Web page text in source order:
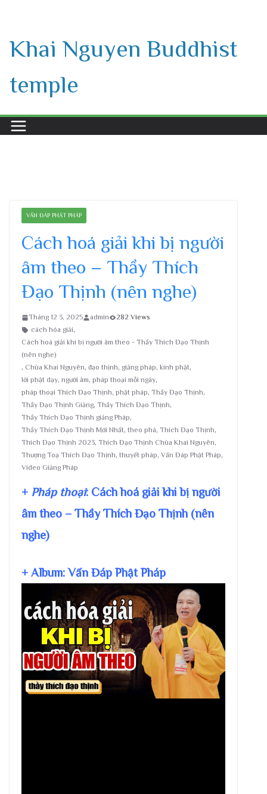
content
Khai Nguyen Buddhist
temple
VẤN ĐÁP PHẬT PHÁP
Cách hoá giải khi bị người
âm theo – Thầy Thích
Đạo Thịnh (nên nghe)
Tháng 12 3, 2025 admin
282 Views
cách hóa giải,
Cách hoá giải khi bị người âm theo - Thầy Thích Đạo Thịnh
(nên nghe)
, Chùa Khai Nguyên, đạo thịnh, giảng pháp, kinh phật,
lời phật dạy, người âm, pháp thoại mỗi ngày,
pháp thoại Thích Đạo Thịnh, phật pháp, Thầy Đạo Thịnh,
Thầy Đạo Thịnh Giảng, Thầy Thích Đạo Thịnh,
Thầy Thích Đạo Thịnh giảng Pháp,
Thầy Thích Đạo Thịnh Mới Nhất, theo phá, Thích Đạo Thịnh,
Thích Đạo Thịnh 2023, Thích Đạo Thịnh Chùa Khai Nguyên,
Thượng Toạ Thích Đạo Thịnh, thuyết pháp, Vấn Đáp Phật Pháp,
Video Giảng Pháp
+ Pháp thoại: Cách hoá giải khi bị người
âm theo – Thầy Thích Đạo Thịnh (nên
nghe)
+ Album: Vấn Đáp Phật Pháp